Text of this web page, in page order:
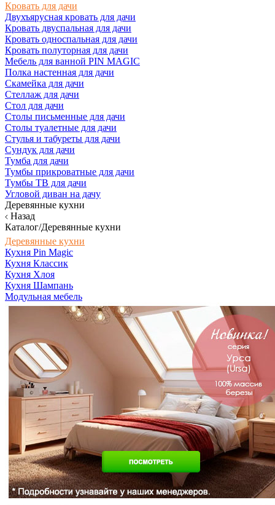
Кровать для дачи
Двухъярусная кровать для дачи
Кровать двуспальная для дачи
Кровать односпальная для дачи
Кровать полуторная для дачи
Мебель для ванной PIN MAGIC
Полка настенная для дачи
Скамейка для дачи
Стеллаж для дачи
Стол для дачи
Столы письменные для дачи
Столы туалетные для дачи
Стулья и табуреты для дачи
Сундук для дачи
Тумба для дачи
Тумбы прикроватные для дачи
Тумбы ТВ для дачи
Угловой диван на дачу
Деревянные кухни
Назад
Каталог/Деревянные кухни
Деревянные кухни
Кухня Pin Magic
Кухня Классик
Кухня Хлоя
Кухня Шампань
Модульная мебель